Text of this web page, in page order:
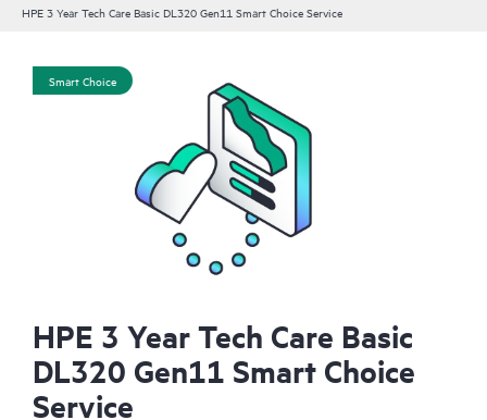
HPE 3 Year Tech Care Basic DL320 Gen11 Smart Choice Service
Smart Choice
HPE 3 Year Tech Care Basic
DL320 Gen11 Smart Choice
Service